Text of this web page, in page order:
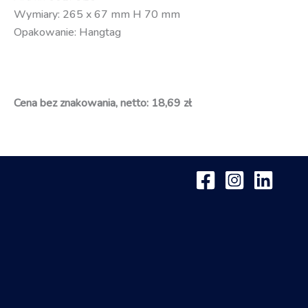
Wymiary: 265 x 67 mm H 70 mm
Opakowanie: Hangtag
Cena bez znakowania, netto: 18,69 zł